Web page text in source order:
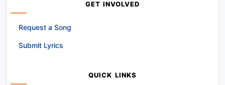
GET INVOLVED
Request a Song
Submit Lyrics
QUICK LINKS